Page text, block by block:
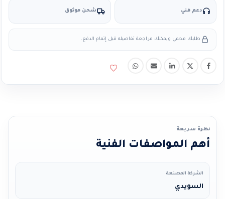
دعم فني شحن موثوق
طلبك محمي ويمكنك مراجعة تفاصيله قبل إتمام الدفع.
نظرة سريعة
أهم المواصفات الفنية
الشركة المصنعة
السويدي